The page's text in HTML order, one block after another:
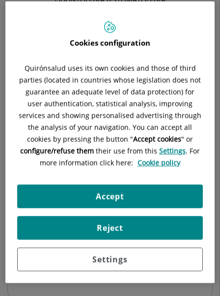
ODONTOLOGIA
Demanar hora
Demana cita amb aquest professional en altres
hospitals:
Centre Mèdic Quirónsalud Aribau
C/ Aribau, 192-198
08036 Barcelona
Dades del professional
Cookies configuration
Quirónsalud uses its own cookies and those of third
parties (located in countries whose legislation does not
guarantee an adequate level of data protection) for
user authentication, statistical analysis, improving
services and showing personalised advertising through
the analysis of your navigation. You can accept all
cookies by pressing the button "Accept cookies" or
configure/refuse them their use from this Settings. For
more information click here: Cookie policy
Settings
Reject
Accept